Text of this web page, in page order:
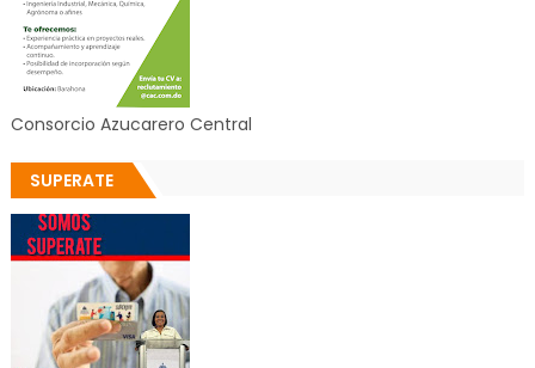
Consorcio Azucarero Central
SUPERATE